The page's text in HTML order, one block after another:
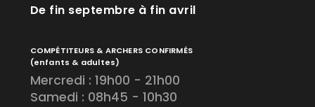
De fin septembre à fin avril
COMPÉTITEURS & ARCHERS CONFIRMÉS
(enfants & adultes)
Mercredi : 19h00 - 21h00
Samedi : 08h45 - 10h30